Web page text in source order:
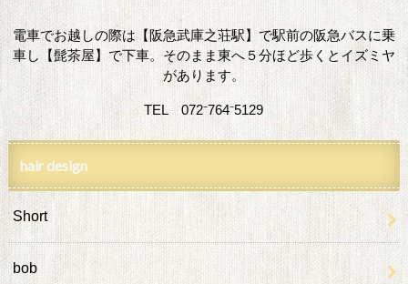
電車でお越しの際は【阪急武庫之荘駅】で駅前の阪急バスに乗
車し【髭茶屋】で下車。そのまま東へ５分ほど歩くとイズミヤ
があります。
TEL 072⁻764⁻5129
hair design
Short
bob